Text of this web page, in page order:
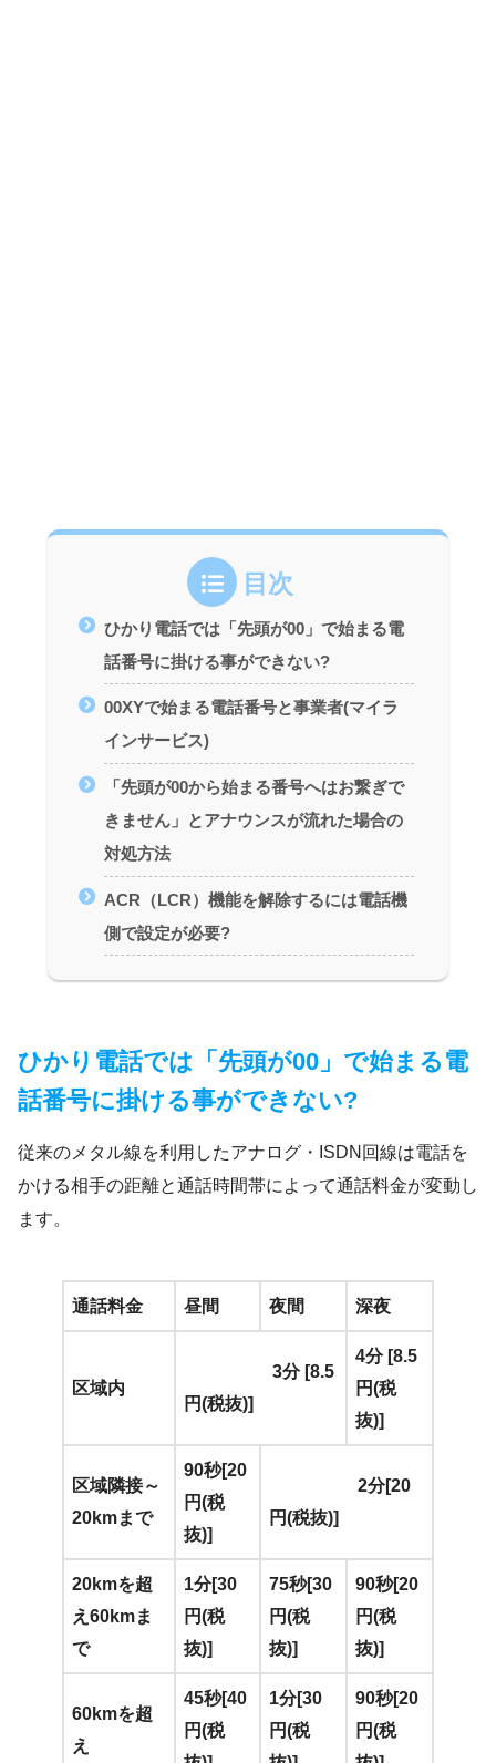
目次
ひかり電話では「先頭が00」で始まる電
話番号に掛ける事ができない?
00XYで始まる電話番号と事業者(マイラ
インサービス)
「先頭が00から始まる番号へはお繋ぎで
きません」とアナウンスが流れた場合の
対処方法
ACR（LCR）機能を解除するには電話機
側で設定が必要?
ひかり電話では「先頭が00」で始まる電
話番号に掛ける事ができない?
従来のメタル線を利用したアナログ・ISDN回線は電話を
かける相手の距離と通話時間帯によって通話料金が変動し
ます。
通話料金 昼間 夜間 深夜
区域内
3分 [8.5
円(税抜)]
4分 [8.5
円(税
抜)]
区域隣接～
20kmまで
90秒[20
円(税
抜)]
2分[20
円(税抜)]
20kmを超
え60kmま
で
1分[30
円(税
抜)]
75秒[30
円(税
抜)]
90秒[20
円(税
抜)]
60kmを超
え
45秒[40
円(税
1分[30
円(税
90秒[20
円(税